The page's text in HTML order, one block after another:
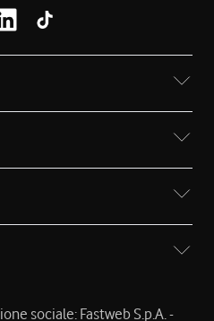
sociale: Fastweb S.p.A. -